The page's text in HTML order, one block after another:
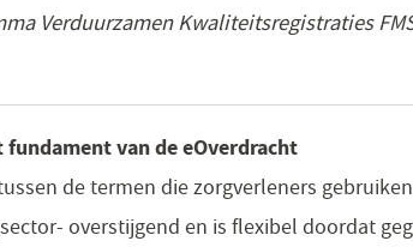
Verduurzamen Kwaliteitsregistraties
fundament van de eOverdracht
de termen die zorgverleners
overstijgend en is flexibel doordat